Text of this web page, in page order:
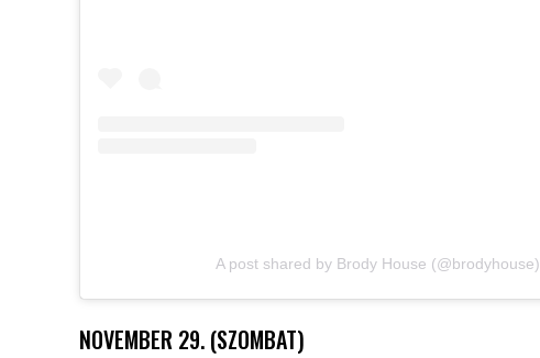
A post shared by Brody House (@brodyhouse)
NOVEMBER 29. (SZOMBAT)